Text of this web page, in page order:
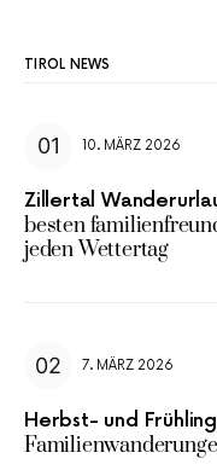
TIROL NEWS
10. MÄRZ 2026
Zillertal
besten
jeden Wettertag
7. MÄRZ 2026
Herbst- und